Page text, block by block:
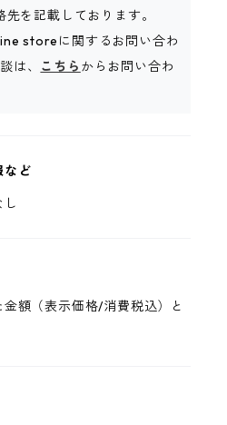
を記載しております。
storeに関するお問い合わ
は、 こちら からお問い合わ
など
額（表示価格/消費税込）と